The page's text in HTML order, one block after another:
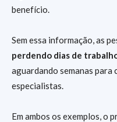
benefício.
Sem essa informação, as
perdendo dias de
aguardando semanas para
especialistas.
Em ambos os exemplos, o